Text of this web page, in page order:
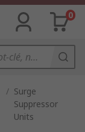
0
/ Surge
Suppressor
Units